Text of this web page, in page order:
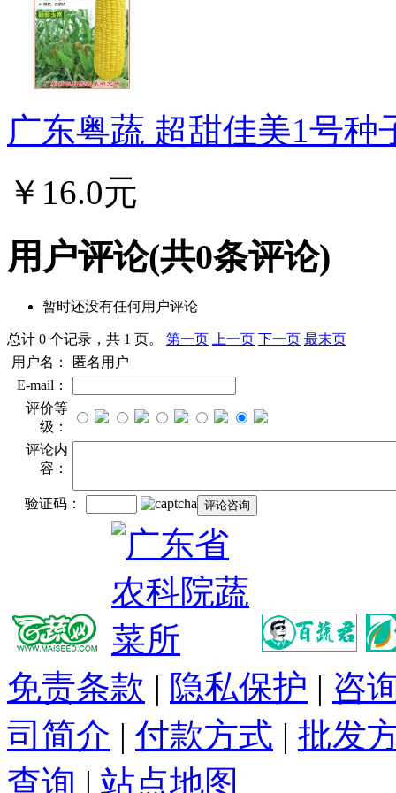
广东粤蔬 超甜佳美1号种
￥16.0元
用户评论(共0条评论)
暂时还没有任何用户评论
总计 0 个记录，共 1 页。 第一页 上一页 下一页 最末页
用户名：
匿名用户
E-mail：
评价等
级：
评论内
容：
验证码：
免责条款 | 隐私保护 | 咨
司简介 | 付款方式 | 批发
查询 | 站点地图